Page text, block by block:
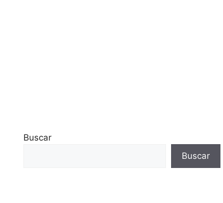
Buscar
Buscar